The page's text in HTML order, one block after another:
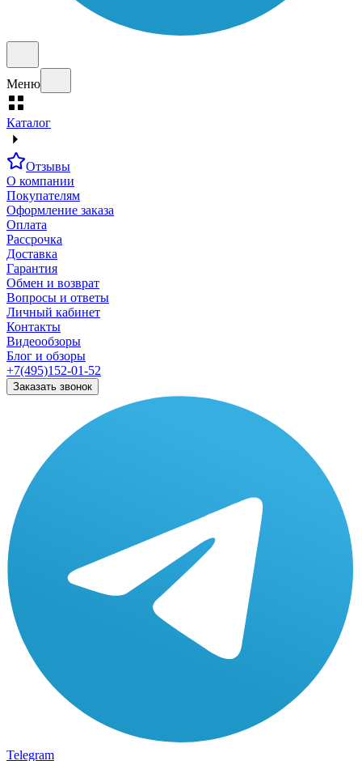
Меню
Каталог
Отзывы
О компании
Покупателям
Оформление заказа
Оплата
Рассрочка
Доставка
Гарантия
Обмен и возврат
Вопросы и ответы
Личный кабинет
Контакты
Видеообзоры
Блог и обзоры
+7(495)152-01-52
Заказать звонок
Telegram